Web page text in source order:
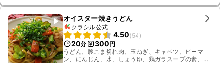
オイスター焼きうどん
クラシル公式
4.50(54 )
20分 300 円
うどん、豚こま切れ肉、玉ねぎ、キャベツ、ピーマ
ン、にんじん、水、しょうゆ、鶏ガラスープの素、オ